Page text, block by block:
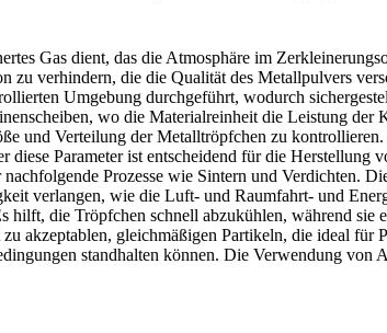
Gas dient, das die Atmosphäre im
verhindern, die die Qualität des Metallpulvers
Umgebung durchgeführt, wodurch
wo die Materialreinheit die Leistung der
und Verteilung der Metalltröpfchen zu
Parameter ist entscheidend für die Herstellung
Prozesse wie Sintern und Verdichten.
verlangen, wie die Luft- und Raumfahrt- und
die Tröpfchen schnell abzukühlen, während sie
akzeptablen, gleichmäßigen Partikeln, die ideal für
standhalten können. Die Verwendung